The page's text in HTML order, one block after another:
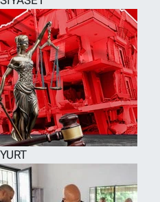
YURT